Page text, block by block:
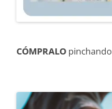
CÓMPRALO pinchando